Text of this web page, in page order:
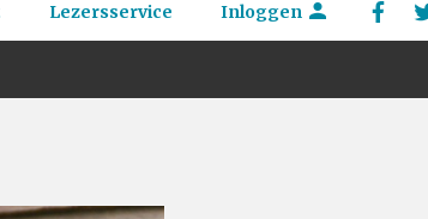
Lezersservice Inloggen